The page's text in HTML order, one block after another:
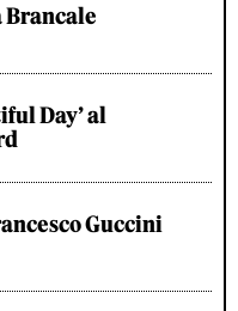
Brancale
Day’ al
Guccini